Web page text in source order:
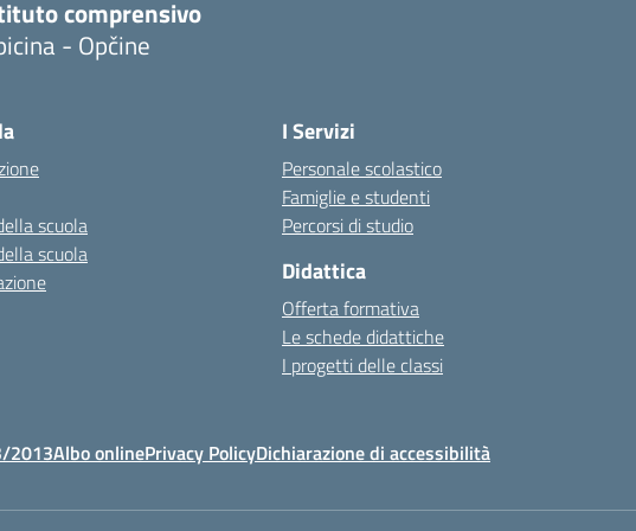
comprensivo
- Opčine
scuola
scuola
I Servizi
Personale scolastico
Famiglie e studenti
Percorsi di studio
Didattica
Offerta formativa
Le schede didattiche
I progetti delle classi
2013Albo onlinePrivacy PolicyDichiarazione di accessibilità